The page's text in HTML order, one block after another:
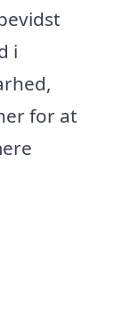
i
for at